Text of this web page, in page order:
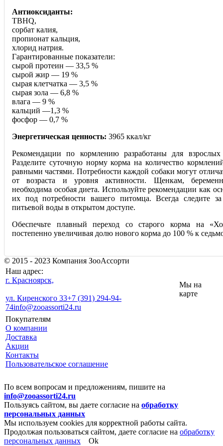
Антиоксиданты:
TBHQ,
сорбат калия,
пропионат кальция,
хлорид натрия.
Гарантированные показатели:
сырой протеин — 33,5 %
сырой жир — 19 %
сырая клетчатка — 3,5 %
сырая зола — 6,8 %
влага — 9 %
кальций —1,3 %
фосфор — 0,7 %
Энергетическая ценность: 3965 ккал/кг
Рекомендации по кормлению разработаны для
Разделите суточную норму корма на количество кормле
равными частями. Потребности каждой собаки могут
от возраста и уровня активности. Щенкам,
необходима особая диета. Используйте рекомендации как
их под потребности вашего питомца. Всегда следите
питьевой воды в открытом доступе.
Обеспечьте плавный переход со старого корма на
постепенно увеличивая долю нового корма до 100 % к
© 2015 - 2023 Компания ЗооАссорти
Наш адрес:
г. Красноярск,
ул. Киренского 33+7 (391) 294-94-
74info@zooassorti24.ru
Мы на
карте
Покупателям
О компании
Доставка
Акции
Контакты
Пользовательское соглашение
По всем вопросам и предложениям, пишите на
info@zooassorti24.ru
Пользуясь сайтом, вы даете согласие на обработку
персональных данных
Мы используем cookies для корректной работы сайта.
Продолжая пользоваться сайтом, даете согласие на обработку
персональных данных
Ok